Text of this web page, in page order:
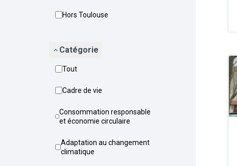
Hors Toulouse
Catégorie
Tout
Cadre de vie
Consommation responsable
et économie circulaire
Adaptation au changement
climatique